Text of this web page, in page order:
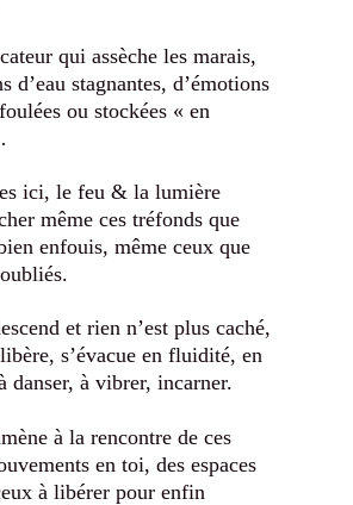
qui assèche les marais,
d’eau stagnantes, d’émotions
ou stockées « en
ici, le feu & la lumière
même ces tréfonds que
enfouis, même ceux que
et rien n’est plus caché,
s’évacue en fluidité, en
danser, à vibrer, incarner.
à la rencontre de ces
en toi, des espaces
à libérer pour enfin